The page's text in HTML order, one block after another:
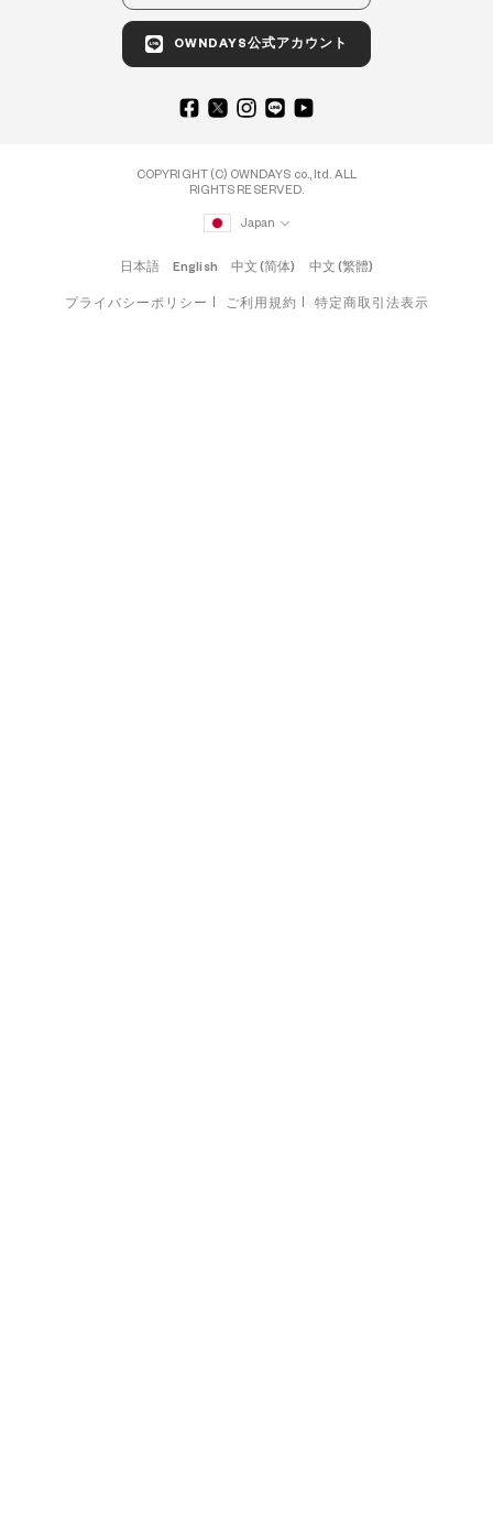
OWNDAYS公式アカウント
COPYRIGHT (C) OWNDAYS co., ltd. ALL
RIGHTS RESERVED.
Japan
日本語 English 中文 (简体) 中文 (繁體)
プライバシーポリシー ご利用規約 特定商取引法表示